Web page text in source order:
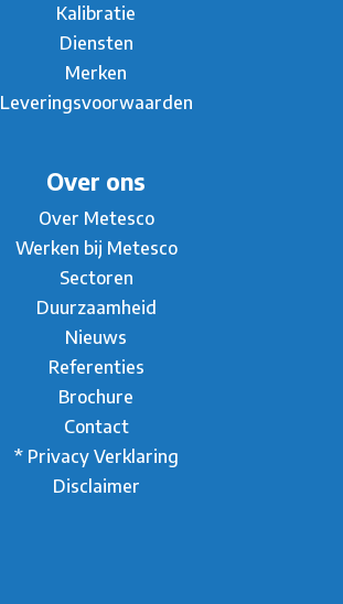
Kalibratie
Diensten
Merken
Leveringsvoorwaarden
Over ons
Over Metesco
Werken bij Metesco
Sectoren
Duurzaamheid
Nieuws
Referenties
Brochure
Contact
* Privacy Verklaring
Disclaimer